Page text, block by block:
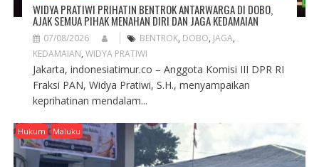
WIDYA PRATIWI PRIHATIN BENTROK ANTARWARGA DI DOBO,
AJAK SEMUA PIHAK MENAHAN DIRI DAN JAGA KEDAMAIAN
07/08/2026 BENTROK, DOBO, JAGA,
KEDAMAIAN, WIDYA PRATIWI
Jakarta, indonesiatimur.co – Anggota Komisi III DPR RI
Fraksi PAN, Widya Pratiwi, S.H., menyampaikan
keprihatinan mendalam...
Hukum Maluku